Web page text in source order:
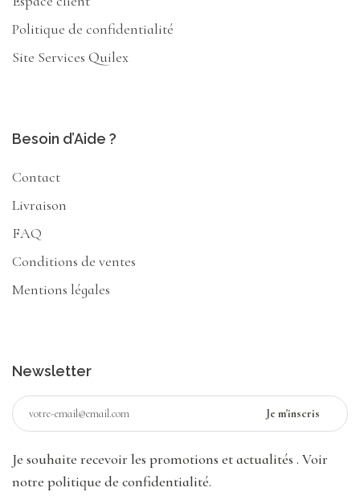
Politique de confidentialité
Site Services Quilex
Besoin d’Aide ?
Contact
Livraison
FAQ
Conditions de ventes
Mentions légales
Newsletter
Je souhaite recevoir les promotions et actualités . Voir
notre politique de confidentialité.